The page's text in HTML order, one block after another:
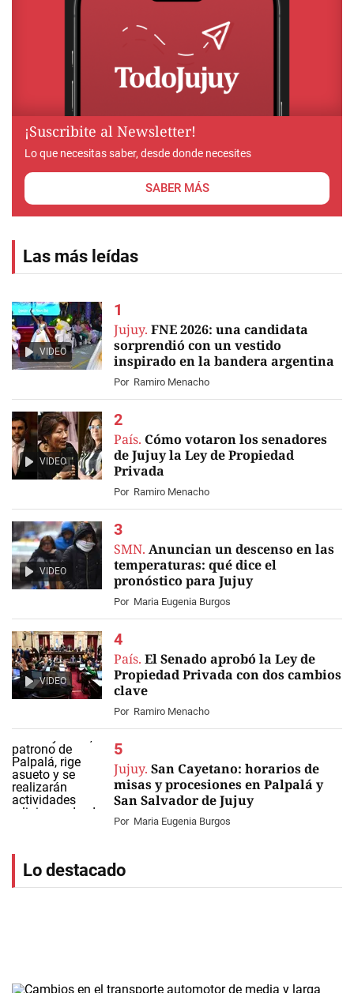
¡Suscribite al Newsletter!
Lo que necesitas saber, desde donde necesites
SABER MÁS
Las más leídas
VIDEO
Jujuy. FNE 2026: una candidata
sorprendió con un vestido
inspirado en la bandera argentina
Por Ramiro Menacho
VIDEO
País. Cómo votaron los senadores
de Jujuy la Ley de Propiedad
Privada
Por Ramiro Menacho
VIDEO
SMN. Anuncian un descenso en las
temperaturas: qué dice el
pronóstico para Jujuy
Por Maria Eugenia Burgos
VIDEO
País. El Senado aprobó la Ley de
Propiedad Privada con dos cambios
clave
Por Ramiro Menacho
Jujuy. San Cayetano: horarios de
misas y procesiones en Palpalá y
San Salvador de Jujuy
Por Maria Eugenia Burgos
Lo destacado